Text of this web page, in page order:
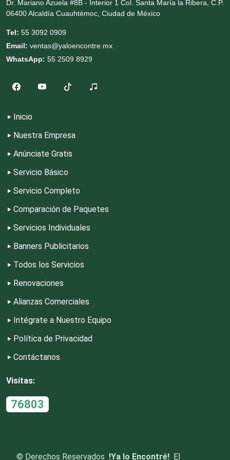
Cromadoras
Depósitos Dentales
Dermatólogos
Desarrollo de Software
Desperdicios Industriales
Editores
Electrodomésticos
Dr. Mariano Azuela #8B - Interior 1 Col. Santa María la Ribera, C.P.
06400 Alcaldía Cuauhtémoc, Ciudad de México
Tel: 55 3092 0909
Email: ventas@yaloencontre.mx
WhatsApp: 55 2509 8929
Inicio
Nuestra Empresa
Anúnciate Gratis
Servicio Básico
Servicio Completo
Comparación de Paquetes
Servicios Individuales
Banners Publicitarios
Todos los Servicios
Renovaciones
Alianzas Comerciales
Intégrate a Nuestro Equipo
Política de Privacidad
Contáctanos
Visítas:
76803
© Derechos Reservados !Ya lo Encontré! El